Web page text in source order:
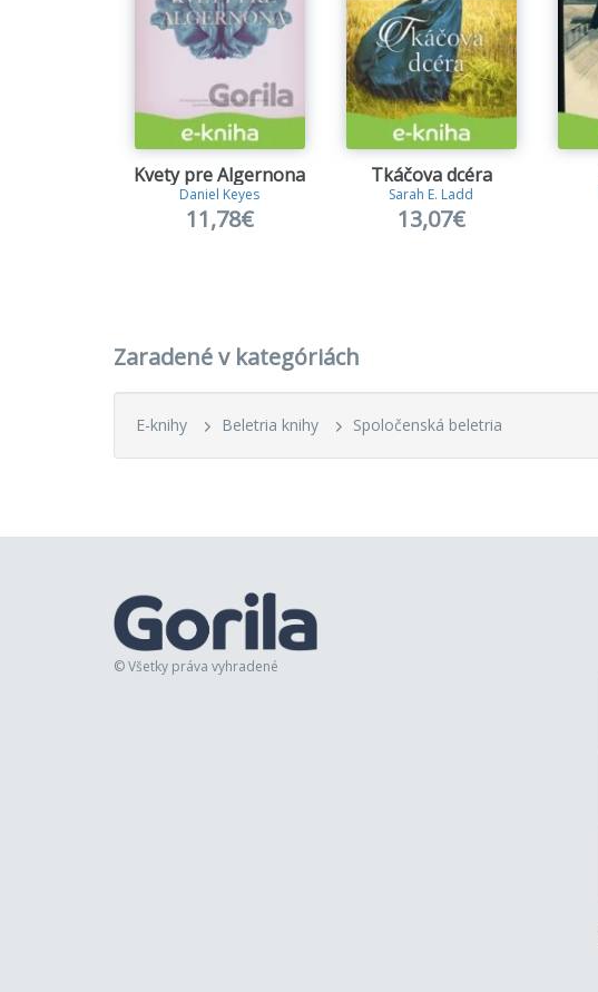
Kvety pre Algernona
Daniel Keyes
11,78€
Tkáčova dcéra
Sarah E. Ladd
13,07€
Zaradené v kategóriách
E-knihy Beletria knihy Spoločenská beletria
© Všetky práva vyhradené